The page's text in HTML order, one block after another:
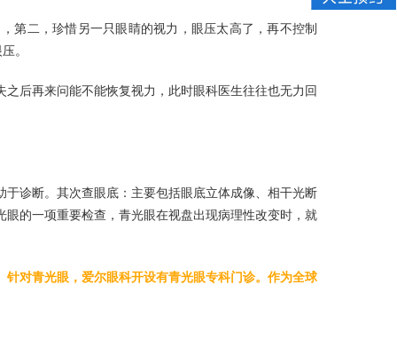
第二，珍惜另一只眼睛的视力，眼压太高了，再不控制
。
后再来问能不能恢复视力，此时眼科医生往往也无力回
诊断。其次查眼底：主要包括眼底立体成像、相干光断
的一项重要检查，青光眼在视盘出现病理性改变时，就
针对青光眼，爱尔眼科开设有青光眼专科门诊。作为全球